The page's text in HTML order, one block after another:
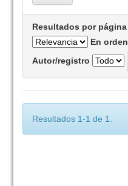
Resultados por página
En orden
Autor/registro
Resultados 1-1 de 1.